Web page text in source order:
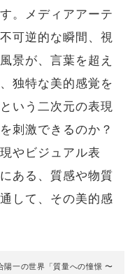
。メディアアーテ
可逆的な瞬間、視
景が、言葉を超え
独特な美的感覚を
いう二次元の表現
刺激できるのか？
やビジュアル表
ある、質感や物質
して、その美的感
陽一の世界「質量への憧憬 〜